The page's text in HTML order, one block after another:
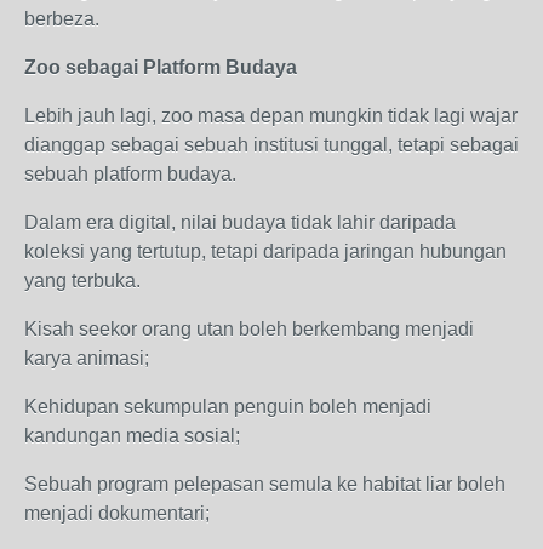
berbeza.
Zoo sebagai Platform Budaya
Lebih jauh lagi, zoo masa depan mungkin tidak lagi wajar
dianggap sebagai sebuah institusi tunggal, tetapi sebagai
sebuah platform budaya.
Dalam era digital, nilai budaya tidak lahir daripada
koleksi yang tertutup, tetapi daripada jaringan hubungan
yang terbuka.
Kisah seekor orang utan boleh berkembang menjadi
karya animasi;
Kehidupan sekumpulan penguin boleh menjadi
kandungan media sosial;
Sebuah program pelepasan semula ke habitat liar boleh
menjadi dokumentari;